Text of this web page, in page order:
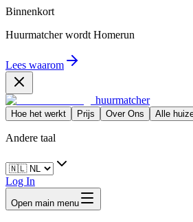
Binnenkort
Huurmatcher wordt Homerun
Lees waarom
huurmatcher
Hoe het werkt Prijs Over Ons Alle
Andere taal
Log In
Open main menu